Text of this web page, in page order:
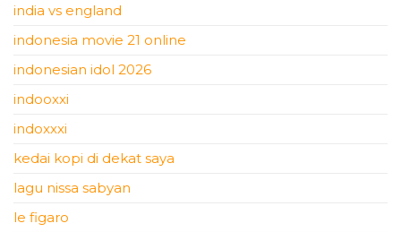
india vs england
indonesia movie 21 online
indonesian idol 2026
indooxxi
indoxxxi
kedai kopi di dekat saya
lagu nissa sabyan
le figaro